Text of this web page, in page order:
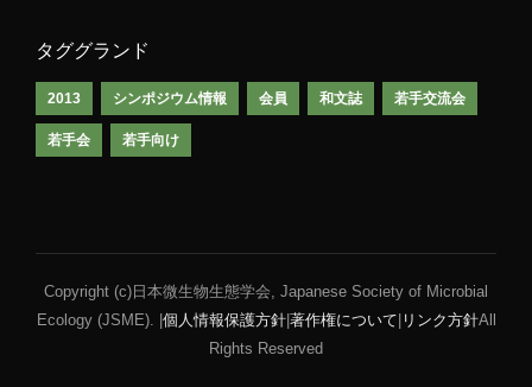
タググランド
2013 シンポジウム情報 会員 和文誌 若手交流会
若手会 若手向け
Copyright (c)日本微生物生態学会, Japanese Society of Microbial
Ecology (JSME). | 個人情報保護方針| 著作権について リンク方針All
Rights Reserved